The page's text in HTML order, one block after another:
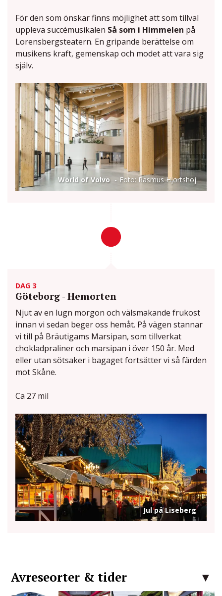
För den som önskar finns möjlighet att som tillval
uppleva succémusikalen Så som i Himmelen på
Lorensbergsteatern. En gripande berättelse om
musikens kraft, gemenskap och modet att vara sig
själv.
World of Volvo Foto: Rasmus Hjortshoj
DAG 3
Göteborg - Hemorten
Njut av en lugn morgon och välsmakande frukost
innan vi sedan beger oss hemåt. På vägen stannar
vi till på Bräutigams Marsipan, som tillverkat
chokladpraliner och marsipan i över 150 år. Med
eller utan sötsaker i bagaget fortsätter vi så färden
mot Skåne.
Ca 27 mil
Jul på Liseberg
Avreseorter & tider